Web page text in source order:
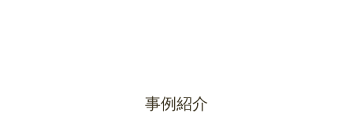
事例紹介